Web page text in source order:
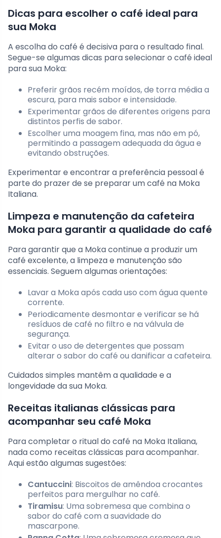
Dicas para escolher o café ideal para
sua Moka
A escolha do café é decisiva para o resultado final.
Segue-se algumas dicas para selecionar o café ideal
para sua Moka:
Preferir grãos recém moídos, de torra média a
escura, para mais sabor e intensidade.
Experimentar grãos de diferentes origens para
distintos perfis de sabor.
Escolher uma moagem fina, mas não em pó,
permitindo a passagem adequada da água e
evitando obstruções.
Experimentar e encontrar a preferência pessoal é
parte do prazer de se preparar um café na Moka
Italiana.
Limpeza e manutenção da cafeteira
Moka para garantir a qualidade do café
Para garantir que a Moka continue a produzir um
café excelente, a limpeza e manutenção são
essenciais. Seguem algumas orientações:
Lavar a Moka após cada uso com água quente
corrente.
Periodicamente desmontar e verificar se há
resíduos de café no filtro e na válvula de
segurança.
Evitar o uso de detergentes que possam
alterar o sabor do café ou danificar a cafeteira.
Cuidados simples mantêm a qualidade e a
longevidade da sua Moka.
Receitas italianas clássicas para
acompanhar seu café Moka
Para completar o ritual do café na Moka Italiana,
nada como receitas clássicas para acompanhar.
Aqui estão algumas sugestões:
Cantuccini: Biscoitos de amêndoa crocantes
perfeitos para mergulhar no café.
Tiramisu: Uma sobremesa que combina o
sabor do café com a suavidade do
mascarpone.